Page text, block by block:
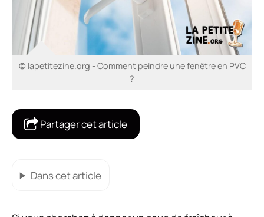
© lapetitezine.org - Comment peindre une fenêtre en PVC
?
Partager cet article
Dans cet article